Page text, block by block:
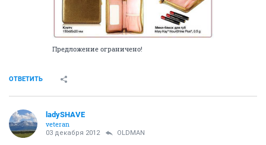
Предложение ограничено!
ОТВЕТИТЬ
ladySHAVE
veteran
03 декабря 2012 OLDMAN